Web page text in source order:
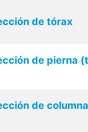
de tórax
de pierna
de columna